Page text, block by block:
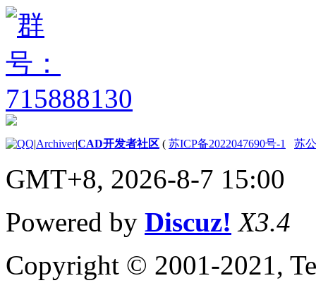
出函数
（AutoLISP）
（AutoLISP）
（AutoLISP）
关于点线对
关于符号和函数处理
（AutoLISP）
|Archiver|CAD开发者社区 ( 苏ICP备2022047690号-1 苏
GMT+8, 2026-8-7 15:00
Powered by Discuz! X3.4
Copyright © 2001-2021,